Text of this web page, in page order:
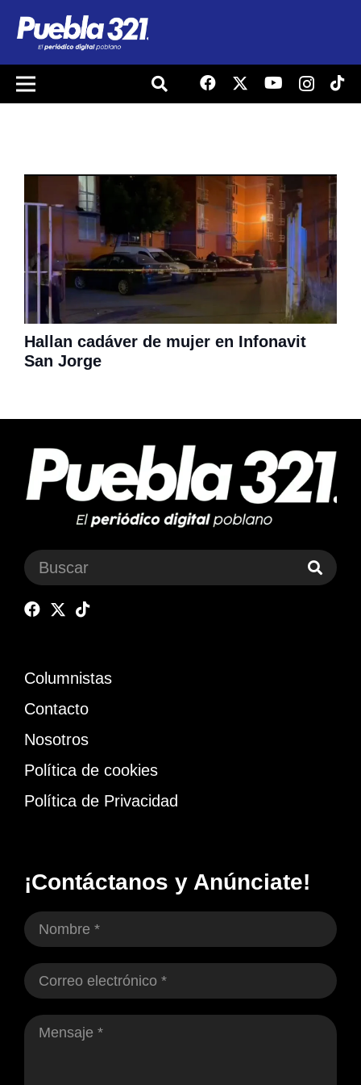
Hallan cadáver de mujer en Infonavit
San Jorge
Columnistas
Contacto
Nosotros
Política de cookies
Política de Privacidad
¡Contáctanos y Anúnciate!